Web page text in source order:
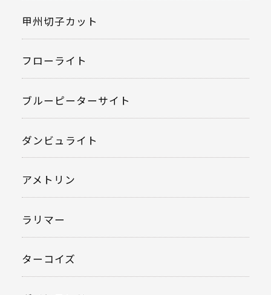
甲州切子カット
フローライト
ブルーピーターサイト
ダンビュライト
アメトリン
ラリマー
ターコイズ